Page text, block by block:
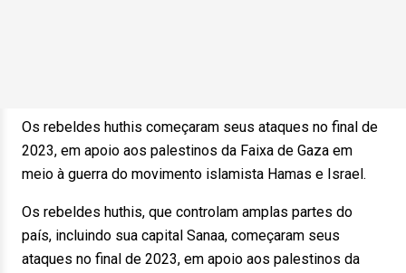
Os rebeldes huthis começaram seus ataques no final de
2023, em apoio aos palestinos da Faixa de Gaza em
meio à guerra do movimento islamista Hamas e Israel.
Os rebeldes huthis, que controlam amplas partes do
país, incluindo sua capital Sanaa, começaram seus
ataques no final de 2023, em apoio aos palestinos da